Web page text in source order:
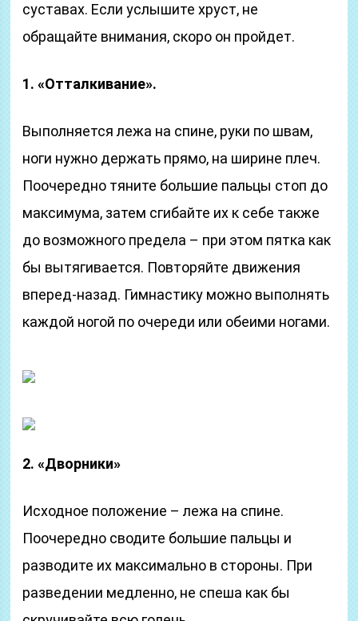
суставах. Если услышите хруст, не
обращайте внимания, скоро он пройдет.
1. «Отталкивание».
Выполняется лежа на спине, руки по швам,
ноги нужно держать прямо, на ширине плеч.
Поочередно тяните большие пальцы стоп до
максимума, затем сгибайте их к себе также
до возможного предела – при этом пятка как
бы вытягивается. Повторяйте движения
вперед-назад. Гимнастику можно выполнять
каждой ногой по очереди или обеими ногами.
2. «Дворники»
Исходное положение – лежа на спине.
Поочередно сводите большие пальцы и
разводите их максимально в стороны. При
разведении медленно, не спеша как бы